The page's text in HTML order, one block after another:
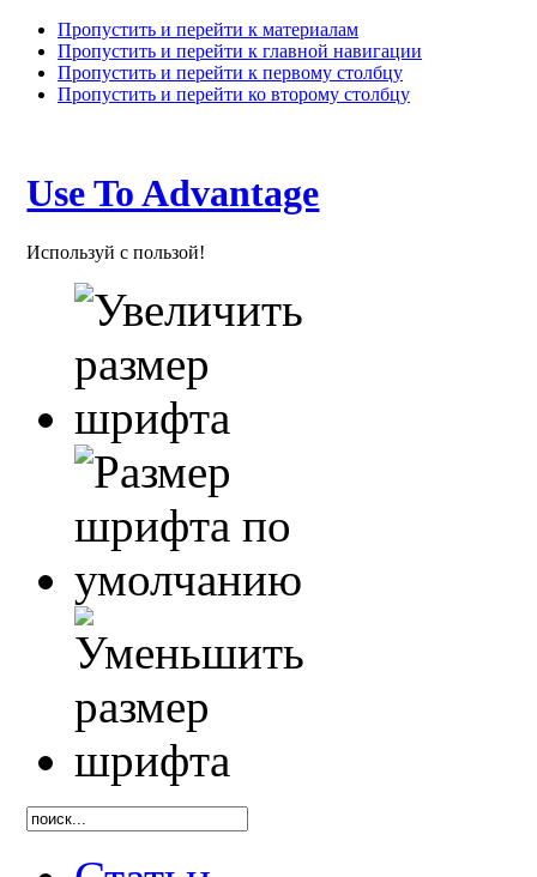
Пропустить и перейти к материалам
Пропустить и перейти к главной навигации
Пропустить и перейти к первому столбцу
Пропустить и перейти ко второму столбцу
Use To Advantage
Используй с пользой!